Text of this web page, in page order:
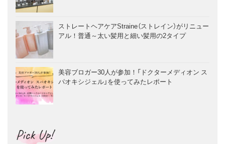
ストレートヘアケアStraine（ストレイン）がリニュー
アル！普通～太い髪用と細い髪用の2タイプ
美容ブロガー30人が参加！「ドクターメディオン ス
パオキシジェル」を使ってみたレポート
Pick Up!